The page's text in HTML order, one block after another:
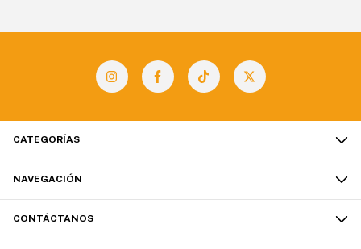
CATEGORÍAS
NAVEGACIÓN
CONTÁCTANOS